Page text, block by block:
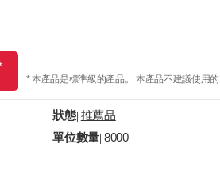
* 本產品是標準級的產品。 本產品不建議使用的
狀態| 推薦品
單位數量 |8000